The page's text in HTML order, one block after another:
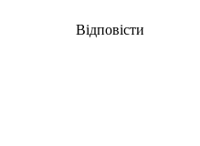
Відповісти